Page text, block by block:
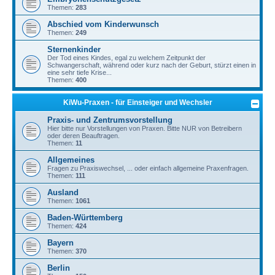
Themen: 283
Abschied vom Kinderwunsch
Themen: 249
Sternenkinder
Der Tod eines Kindes, egal zu welchem Zeitpunkt der
Schwangerschaft, während oder kurz nach der Geburt, stürzt einen in
eine sehr tiefe Krise...
Themen: 400
KiWu-Praxen - für Einsteiger und Wechsler
Praxis- und Zentrumsvorstellung
Hier bitte nur Vorstellungen von Praxen. Bitte NUR von Betreibern
oder deren Beauftragen.
Themen: 11
Allgemeines
Fragen zu Praxiswechsel, ... oder einfach allgemeine Praxenfragen.
Themen: 111
Ausland
Themen: 1061
Baden-Württemberg
Themen: 424
Bayern
Themen: 370
Berlin